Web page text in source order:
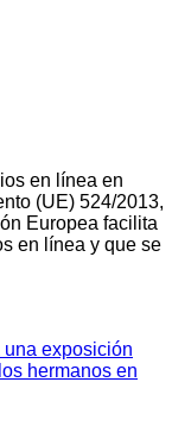
en línea en
(UE) 524/2013,
Europea facilita
en línea y que se